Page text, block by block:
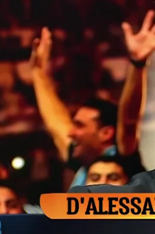
diciembre de 2022, 06:00
de 2022, 01:02
ya se acabó el
cosa en la vida",